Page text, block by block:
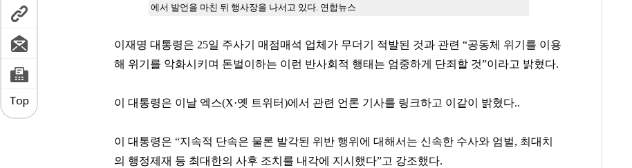
에서 발언을 마친 뒤 행사장을 나서고 있다. 연합뉴스
이재명 대통령은 25일 주사기 매점매석 업체가 무더기 적발된 것과 관련 “공동체 위기를 이용
해 위기를 악화시키며 돈벌이하는 이런 반사회적 행태는 엄중하게 단죄할 것”이라고 밝혔다.
이 대통령은 이날 엑스(X·옛 트위터)에서 관련 언론 기사를 링크하고 이같이 밝혔다..
이 대통령은 “지속적 단속은 물론 발각된 위반 행위에 대해서는 신속한 수사와 엄벌, 최대치
의 행정제재 등 최대한의 사후 조치를 내각에 지시했다”고 강조했다.